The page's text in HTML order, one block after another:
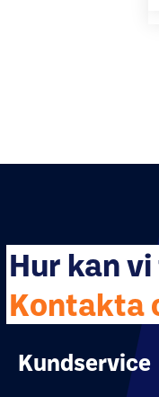
Hur kan
Kontakta
Kundservice